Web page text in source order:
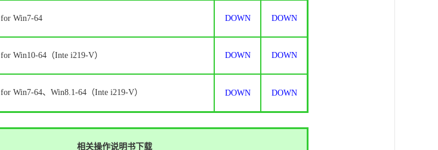
for Win7-64 DOWN DOWN
for Win10-64（Inte i219-V） DOWN DOWN
for Win7-64、Win8.1-64 （Inte i219-V） DOWN DOWN
相关操作说明书下载